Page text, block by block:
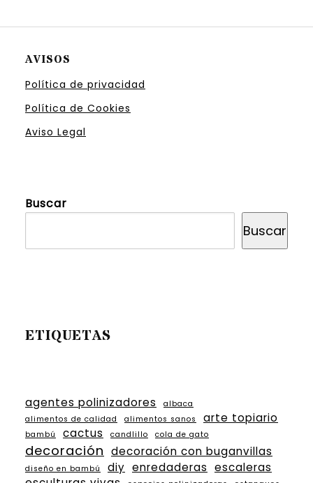
AVISOS
Política de privacidad
Política de Cookies
Aviso Legal
Buscar
Buscar
ETIQUETAS
agentes polinizadores
albaca
alimentos de calidad
alimentos sanos arte topiario
bambú cactus candlillo cola de gato
decoración decoración con buganvillas
diseño en bambú diy enredaderas escaleras